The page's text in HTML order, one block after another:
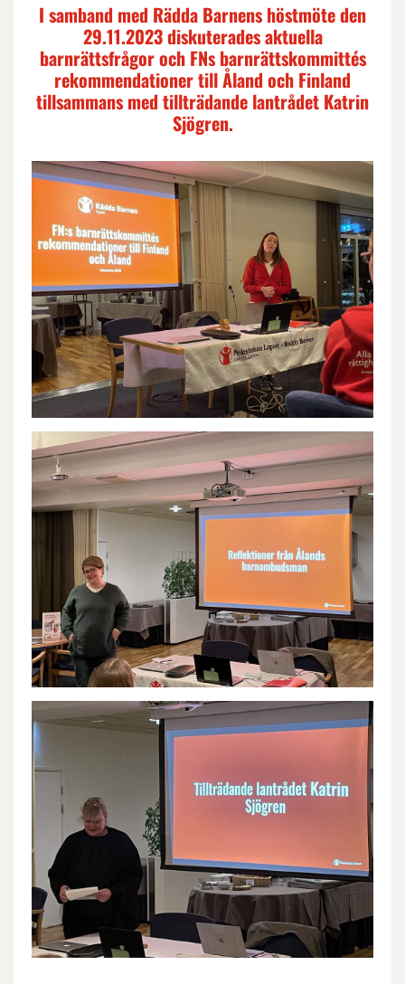
I samband med Rädda Barnens höstmöte den
29.11.2023 diskuterades aktuella
barnrättsfrågor och FNs barnrättskommittés
rekommendationer till Åland och Finland
tillsammans med tillträdande lantrådet Katrin
Sjögren.